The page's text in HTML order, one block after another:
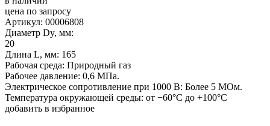
цена по запросу
Артикул: 00006808
Диаметр Dy, мм:
20
Длина L, мм: 165
Рабочая среда: Природный газ
Рабочее давление: 0,6 МПа.
Электрическое сопротивление при 1000 В: Более 5 МОм.
Температура окружающей среды: от −60°С до +100°С
добавить в избранное